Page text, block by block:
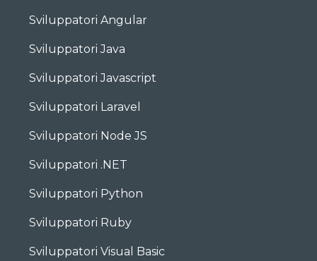
Sviluppatori Angular
Sviluppatori Java
Sviluppatori Javascript
Sviluppatori Laravel
Sviluppatori Node JS
Sviluppatori .NET
Sviluppatori Python
Sviluppatori Ruby
Sviluppatori Visual Basic